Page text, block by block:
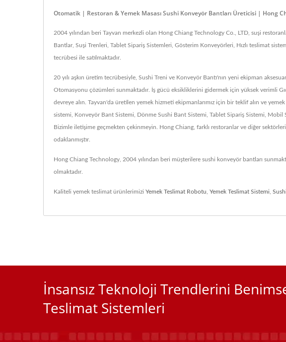
Otomatik | Restoran & Yemek Masası Sushi Konveyör Bantları Üreticisi | Hong
2004 yılından beri Tayvan merkezli olan Hong Chiang Technology Co., LTD, suşi
Bantlar, Suşi Trenleri, Tablet Sipariş Sistemleri, Gösterim Konveyörleri, Hızlı teslimat
tecrübesi ile satılmaktadır.
20 yılı aşkın üretim tecrübesiyle, Sushi Treni ve Konveyör Bantı'nın yeni ekipman
Otomasyonu çözümleri sunmaktadır. İş gücü eksikliklerini gidermek için yüksek verimli
devreye alın. Tayvan'da üretilen yemek hizmeti ekipmanlarımız için bir teklif alın ve
sistemi, Konveyör Bant Sistemi, Dönme Sushi Bant Sistemi, Tablet Sipariş Sistemi, Mobil
Bizimle iletişime geçmekten çekinmeyin. Hong Chiang, farklı restoranlar ve diğer
odaklanmıştır.
Hong Chiang Technology, 2004 yılından beri müşterilere sushi konveyör bantları
olmaktadır.
Kaliteli yemek teslimat ürünlerimizi Yemek Teslimat Robotu Yemek Teslimat Sistemi
İnsansız Teknoloji Trendlerini
Teslimat Sistemleri